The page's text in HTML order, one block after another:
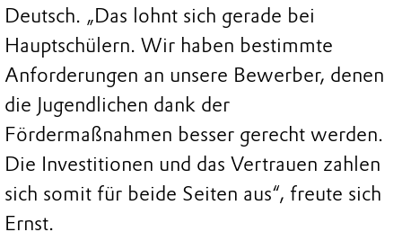
Deutsch. „Das lohnt sich gerade bei
Hauptschülern. Wir haben bestimmte
Anforderungen an unsere Bewerber, denen
die Jugendlichen dank der
Fördermaßnahmen besser gerecht werden.
Die Investitionen und das Vertrauen zahlen
sich somit für beide Seiten aus“, freute sich
Ernst.